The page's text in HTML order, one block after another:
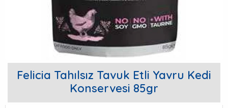
Felicia Tahılsız Tavuk Etli Yavru Kedi
Konservesi 85gr